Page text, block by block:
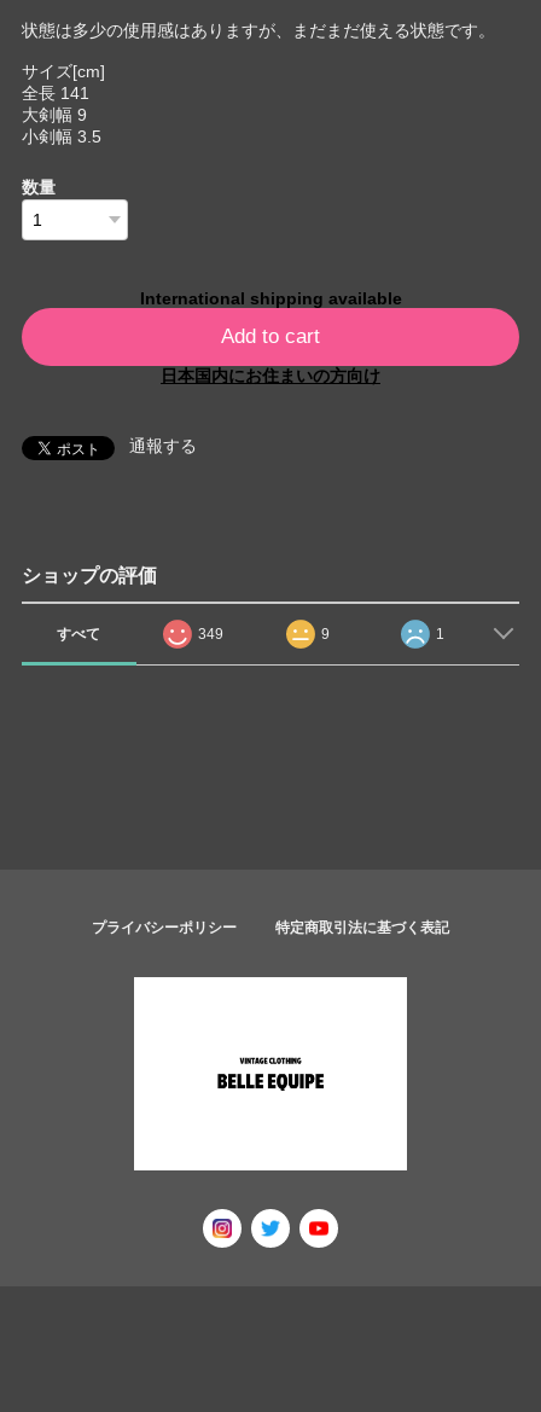
状態は多少の使用感はありますが、まだまだ使える状態です。
サイズ[cm]
全長 141
大剣幅 9
小剣幅 3.5
数量
International shipping available
Add to cart
日本国内にお住まいの方向け
通報する
ショップの評価
すべて 349 9 1
プライバシーポリシー 特定商取引法に基づく表記